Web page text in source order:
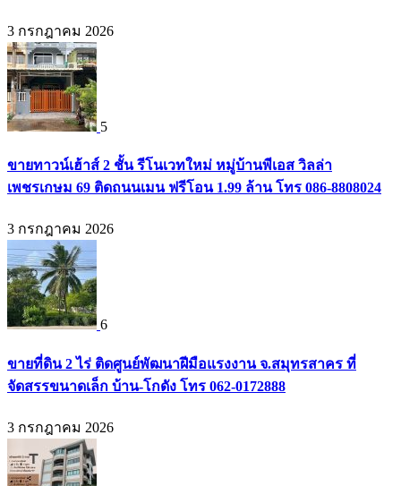
3 กรกฎาคม 2026
5
ขายทาวน์เฮ้าส์ 2 ชั้น รีโนเวทใหม่ หมู่บ้านพีเอส วิลล่า
เพชรเกษม 69 ติดถนนเมน ฟรีโอน 1.99 ล้าน โทร 086-8808024
3 กรกฎาคม 2026
6
ขายที่ดิน 2 ไร่ ติดศูนย์พัฒนาฝีมือแรงงาน จ.สมุทรสาคร ที่
จัดสรรขนาดเล็ก บ้าน-โกดัง โทร 062-0172888
3 กรกฎาคม 2026